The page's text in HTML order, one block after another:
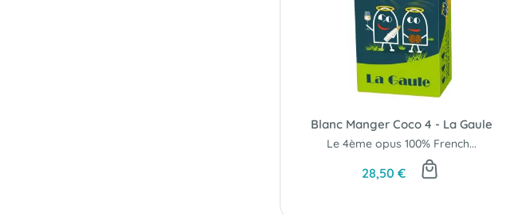
Blanc Manger Coco 4 - La Gaule
Le 4ème opus 100% French...
28,50 €